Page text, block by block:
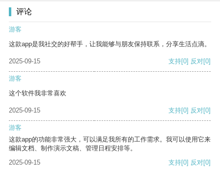
评论
游客
这款app是我社交的好帮手，让我能够与朋友保持联系，分享生活点滴。
2025-09-15 支持[0] 反对[0]
游客
这个软件我非常喜欢
2025-09-15 支持[0] 反对[0]
游客
这款app的功能非常强大，可以满足我所有的工作需求。我可以使用它来
编辑文档、制作演示文稿、管理日程安排等。
2025-09-15
支持[0] 反对[0]